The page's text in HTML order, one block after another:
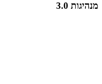
מנהיגות 3.0